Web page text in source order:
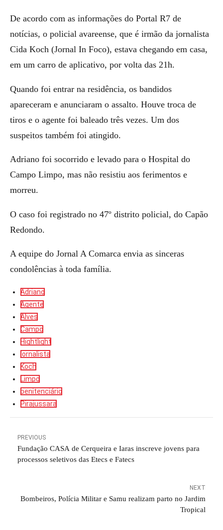
De acordo com as informações do Portal R7 de
notícias, o policial avareense, que é irmão da jornalista
Cida Koch (Jornal In Foco), estava chegando em casa,
em um carro de aplicativo, por volta das 21h.
Quando foi entrar na residência, os bandidos
apareceram e anunciaram o assalto. Houve troca de
tiros e o agente foi baleado três vezes. Um dos
suspeitos também foi atingido.
Adriano foi socorrido e levado para o Hospital do
Campo Limpo, mas não resistiu aos ferimentos e
morreu.
O caso foi registrado no 47º distrito policial, do Capão
Redondo.
A equipe do Jornal A Comarca envia as sinceras
condolências à toda família.
Adriano
Agente
Alves
Campo
Hightlight
jornalista
Koch
Limpo
penitenciário
Pirajussara
PREVIOUS
Fundação CASA de Cerqueira e Iaras inscreve jovens para
processos seletivos das Etecs e Fatecs
NEXT
Bombeiros, Polícia Militar e Samu realizam parto no Jardim
Tropical